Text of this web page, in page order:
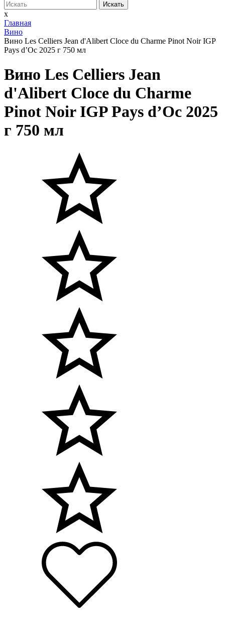
Искать
x
Главная
Вино
Вино Les Celliers Jean d'Alibert Cloce du Charme Pinot Noir IGP
Pays d’Oc 2025 г 750 мл
Вино Les Celliers Jean
d'Alibert Cloce du Charme
Pinot Noir IGP Pays d’Oc 2025
г 750 мл